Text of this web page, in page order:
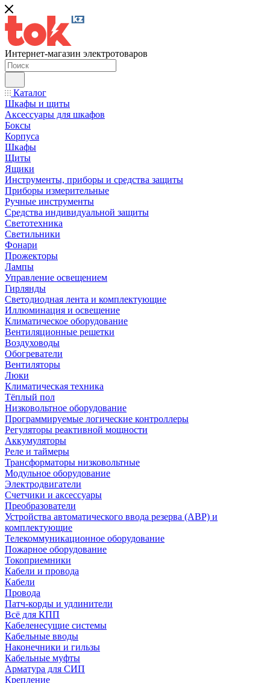
Интернет-магазин электротоваров
Каталог
Шкафы и щиты
Аксессуары для шкафов
Боксы
Корпуса
Шкафы
Щиты
Ящики
Инструменты, приборы и средства защиты
Приборы измерительные
Ручные инструменты
Средства индивидуальной защиты
Светотехника
Светильники
Фонари
Прожекторы
Лампы
Управление освещением
Гирлянды
Светодиодная лента и комплектующие
Иллюминация и освещение
Климатическое оборудование
Вентиляционные решетки
Воздуховоды
Обогреватели
Вентиляторы
Люки
Климатическая техника
Тёплый пол
Низковольтное оборудование
Программируемые логические контроллеры
Регуляторы реактивной мощности
Аккумуляторы
Реле и таймеры
Трансформаторы низковольтные
Модульное оборудование
Электродвигатели
Счетчики и аксессуары
Преобразователи
Устройства автоматического ввода резерва (АВР) и
комплектующие
Телекоммуникационное оборудование
Пожарное оборудование
Токоприемники
Кабели и провода
Кабели
Провода
Патч-корды и удлинители
Всё для КПП
Кабеленесущие системы
Кабельные вводы
Наконечники и гильзы
Кабельные муфты
Арматура для СИП
Крепление